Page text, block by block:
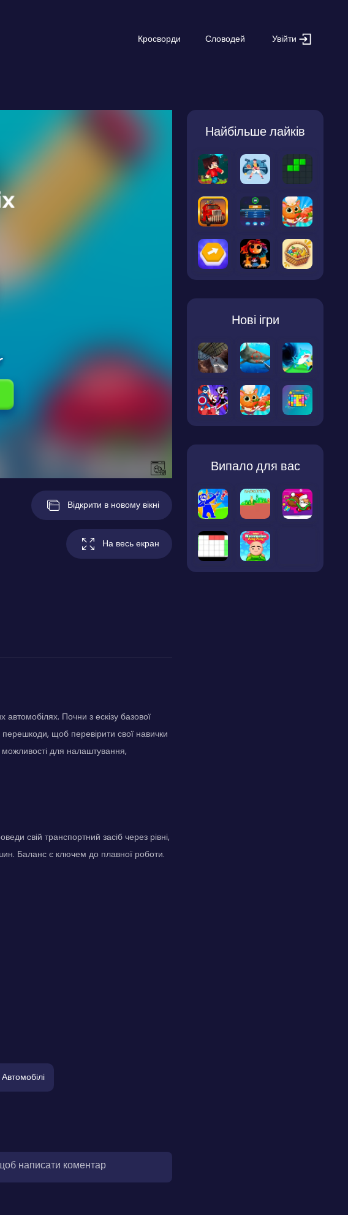
Кросворди Словодей Увійти
Відкрити в новому вікні
На весь екран
Почни з ескізу базової
щоб перевірити свої навички
можливості для налаштування,
свій транспортний засіб через рівні,
Баланс є ключем до плавної роботи.
Автомобілі
написати коментар
Найбільше лайків
Нові ігри
Випало для вас